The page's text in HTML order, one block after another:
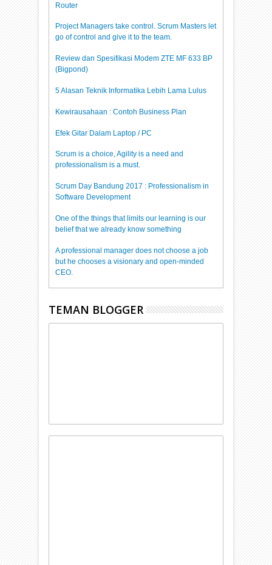
Router
Project Managers take control. Scrum Masters let
go of control and give it to the team.
Review dan Spesifikasi Modem ZTE MF 633 BP
(Bigpond)
5 Alasan Teknik Informatika Lebih Lama Lulus
Kewirausahaan : Contoh Business Plan
Efek Gitar Dalam Laptop / PC
Scrum is a choice, Agility is a need and
professionalism is a must.
Scrum Day Bandung 2017 : Professionalism in
Software Development
One of the things that limits our learning is our
belief that we already know something
A professional manager does not choose a job
but he chooses a visionary and open-minded
CEO.
TEMAN BLOGGER